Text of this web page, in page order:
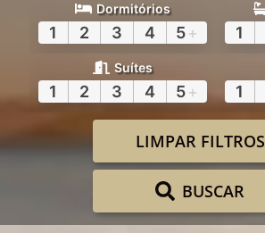
Dormitórios
1 2 3 4 5+ 1
Suítes
1 2 3 4 5+ 1
LIMPAR FILTROS
BUSCAR